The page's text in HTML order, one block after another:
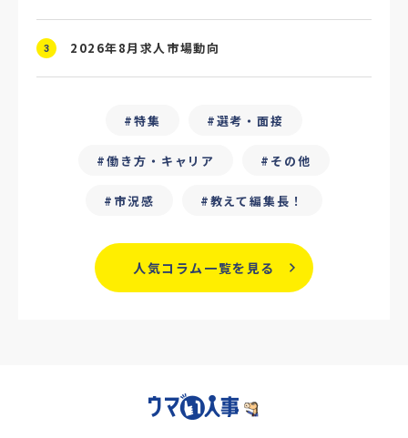
#ChatGPT #タイパ
#フリーランス保護新法 #デイワーク
#雇用型ギグワーク #面接
#人材の見極め方 #面接評価シート
#戦略人事 #業界別
#働き方改革 #労務 #リーダーシップ
#GPA #学歴フィルター
3 2026年8月求人市場動向
特集 選考・面接
働き方・キャリア その他
市況感 教えて編集長！
人気コラム一覧を見る